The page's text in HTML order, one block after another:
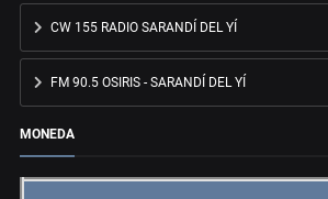
CW 155 RADIO SARANDÍ DEL YÍ
FM 90.5 OSIRIS - SARANDÍ DEL YÍ
MONEDA